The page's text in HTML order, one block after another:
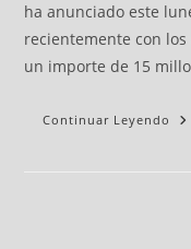
ha anunciado este
recientemente con
un importe de 15
Continuar Leyendo